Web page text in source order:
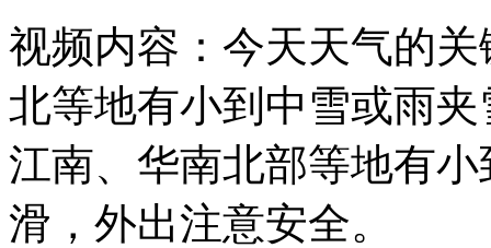
视频内容： 今天天气的
北等地有小到中雪或雨
江南、华南北部等地有
滑，外出注意安全。